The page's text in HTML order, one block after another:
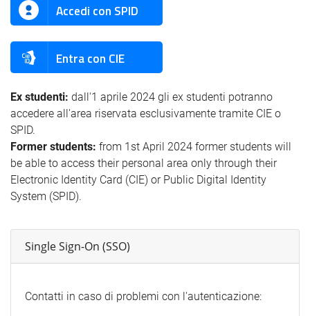
Accedi con SPID
Entra con CIE
Ex studenti: dall'1 aprile 2024 gli ex studenti potranno
accedere all'area riservata esclusivamente tramite CIE o
SPID.
Former students: from 1st April 2024 former students will
be able to access their personal area only through their
Electronic Identity Card (CIE) or Public Digital Identity
System (SPID).
Single Sign-On (SSO)
Contatti in caso di problemi con l'autenticazione: